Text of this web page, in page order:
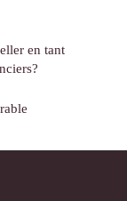
en tant